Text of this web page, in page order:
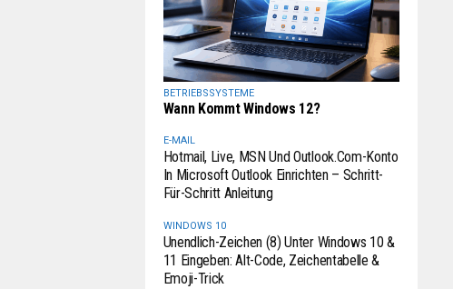
BETRIEBSSYSTEME
Wann Kommt Windows 12?
E-MAIL
Hotmail, Live, MSN Und Outlook.com-Konto
In Microsoft Outlook Einrichten – Schritt-
Für-Schritt Anleitung
WINDOWS 10
Unendlich-Zeichen (8) Unter Windows 10 &
11 Eingeben: Alt-Code, Zeichentabelle &
Emoji-Trick